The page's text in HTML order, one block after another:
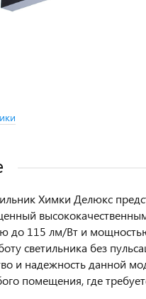
Химки Делюкс
до 115 лм/Вт и
светильника без
и надежность данной
помещения, где